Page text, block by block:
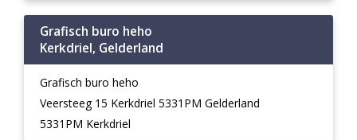
Grafisch buro heho
Kerkdriel, Gelderland
Grafisch buro heho
Veersteeg 15 Kerkdriel 5331PM Gelderland
5331PM Kerkdriel